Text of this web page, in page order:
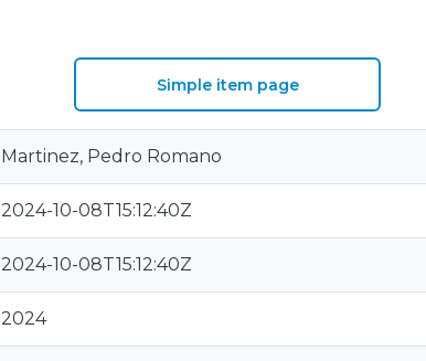
Simple item page
Martinez, Pedro Romano
2024-10-08T15:12:40Z
2024-10-08T15:12:40Z
2024